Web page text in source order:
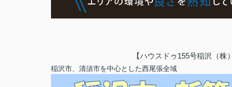
【ハウスドゥ155号稲沢（株
稲沢市、清須市を中心とした西尾張全域